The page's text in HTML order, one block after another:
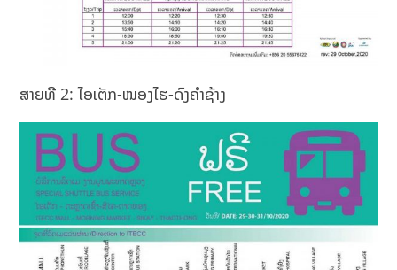
ສາຍທີ 2: ໄອເຕັກ-ໜອງໄຮ-ດົງຄຳຊ້າງ